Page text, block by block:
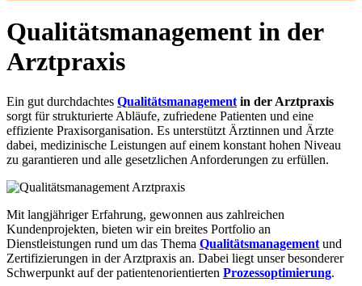
Qualitätsmanagement in der
Arztpraxis
Ein gut durchdachtes Qualitätsmanagement in der Arztpraxis
sorgt für strukturierte Abläufe, zufriedene Patienten und eine
effiziente Praxisorganisation. Es unterstützt Ärztinnen und Ärzte
dabei, medizinische Leistungen auf einem konstant hohen Niveau
zu garantieren und alle gesetzlichen Anforderungen zu erfüllen.
Mit langjähriger Erfahrung, gewonnen aus zahlreichen
Kundenprojekten, bieten wir ein breites Portfolio an
Dienstleistungen rund um das Thema Qualitätsmanagement und
Zertifizierungen in der Arztpraxis an. Dabei liegt unser besonderer
Schwerpunkt auf der patientenorientierten Prozessoptimierung.